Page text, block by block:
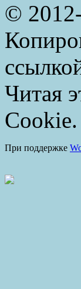
©
Читая
Cookie.
При поддержке